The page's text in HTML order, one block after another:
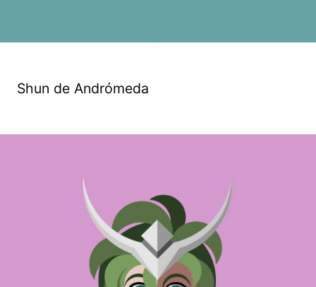
Shun de Andrómeda